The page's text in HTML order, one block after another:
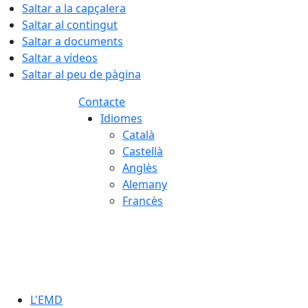
Saltar a la capçalera
Saltar al contingut
Saltar a documents
Saltar a vídeos
Saltar al peu de pàgina
Contacte
Idiomes
Català
Castellà
Anglès
Alemany
Francès
L'EMD